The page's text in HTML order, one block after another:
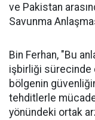
ve Pakistan
Savunma
Bin Ferhan, "Bu
işbirliği sürecinde
bölgenin
tehditlerle
yönündeki ortak